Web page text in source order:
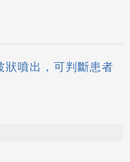
噴出，可判斷患者